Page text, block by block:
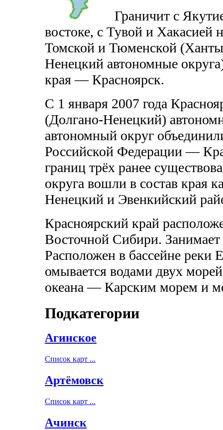
Граничит с
востоке, с Тувой и Хакасией
Томской и Тюменской
Ненецкий автономные
края — Красноярск.
С 1 января 2007 года
(Долгано-Ненецкий)
автономный округ
Российской Федерации —
границ трёх ранее
округа вошли в состав края
Ненецкий и Эвенкийский
Красноярский край
Восточной Сибири.
Расположен в бассейне реки
омывается водами двух
океана — Карским морем и
Подкатегории
Агинское
Список карт ...
Артёмовск
Список карт ...
Ачинск